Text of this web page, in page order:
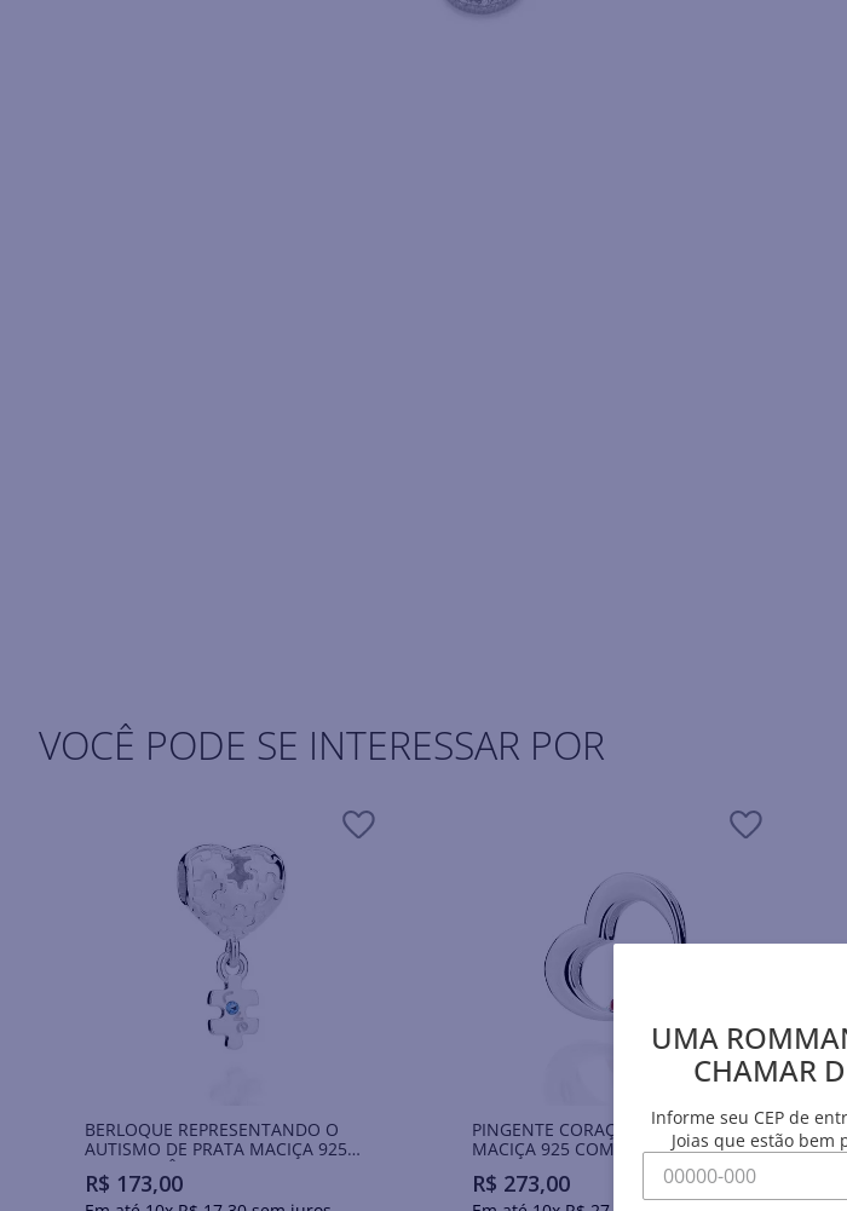
VOCÊ PODE SE INTERESSAR POR
BERLOQUE REPRESENTANDO O
AUTISMO DE PRATA MACIÇA 925
COM ZIRCÔNIA
R$ 173,00
PINGENTE CORAÇÃO DE PRATA
MACIÇA 925 COM ZIRCÔNIA
R$ 273,00
UMA
CHAMAR
Informe seu CEP de
Joias que estão bem